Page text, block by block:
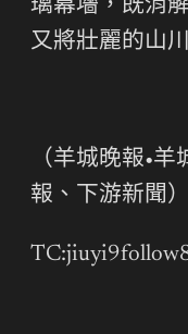
璃幕墻，既消
又將壯麗的山
（羊城晚報•羊
報、下游新聞）